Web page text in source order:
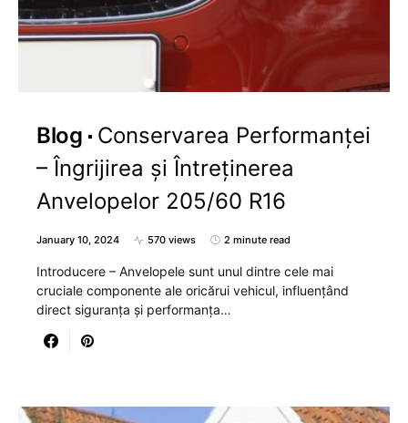
Blog
Conservarea Performanței
– Îngrijirea și Întreținerea
Anvelopelor 205/60 R16
January 10, 2024 570 views 2 minute read
Introducere – Anvelopele sunt unul dintre cele mai
cruciale componente ale oricărui vehicul, influențând
direct siguranța și performanța…